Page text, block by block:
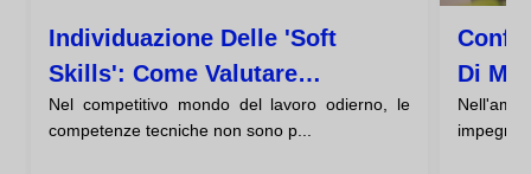
Individuazione Delle 'soft
Skills': Come Valutare
L'intelligenza Emotiva In Un
Colloquio?
Nel competitivo mondo del lavoro odierno, le
competenze tecniche non sono p...
Di